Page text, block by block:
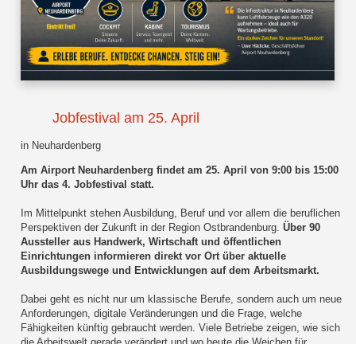
Jobfestival am 25. April
in Neuhardenberg
Am Airport Neuhardenberg findet am 25. April von 9:00 bis 15:00
Uhr das 4. Jobfestival statt.
Im Mittelpunkt stehen Ausbildung, Beruf und vor allem die beruflichen
Perspektiven der Zukunft in der Region Ostbrandenburg.Über 90
Aussteller aus Handwerk, Wirtschaft und öffentlichen
Einrichtungen informieren direkt vor Ort über aktuelle
Ausbildungswege und Entwicklungen auf dem Arbeitsmarkt.
Dabei geht es nicht nur um klassische Berufe, sondern auch um neue
Anforderungen, digitale Veränderungen und die Frage, welche
Fähigkeiten künftig gebraucht werden. Viele Betriebe zeigen, wie sich